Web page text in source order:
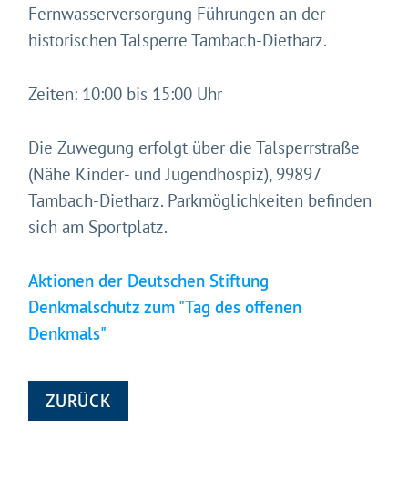
Fernwasserversorgung Führungen an der
historischen Talsperre Tambach-Dietharz.
Zeiten: 10:00 bis 15:00 Uhr
Die Zuwegung erfolgt über die Talsperrstraße
(Nähe Kinder- und Jugendhospiz), 99897
Tambach-Dietharz. Parkmöglichkeiten befinden
sich am Sportplatz.
Aktionen der Deutschen Stiftung
Denkmalschutz zum "Tag des offenen
Denkmals"
ZURÜCK